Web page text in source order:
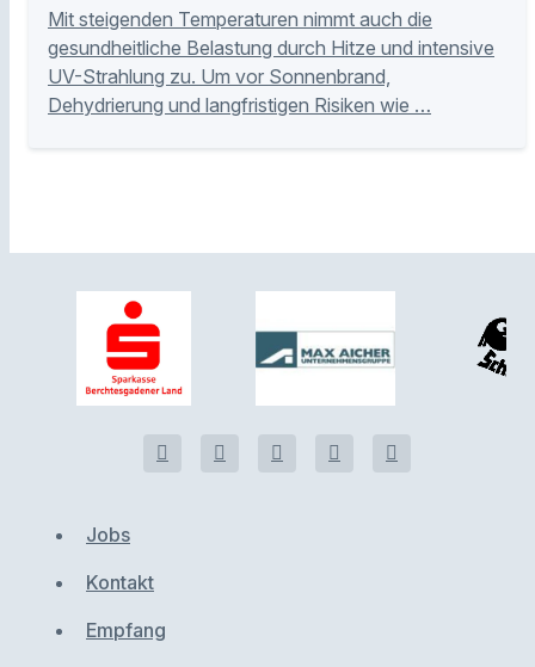
Mit steigenden Temperaturen nimmt auch die
gesundheitliche Belastung durch Hitze und intensive
UV-Strahlung zu. Um vor Sonnenbrand,
Dehydrierung und langfristigen Risiken wie …
Jobs
Kontakt
Empfang